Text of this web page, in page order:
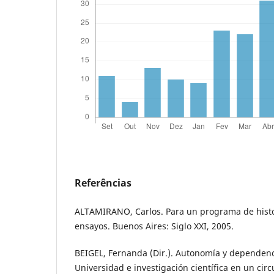
Referências
ALTAMIRANO, Carlos. Para un programa de
ensayos. Buenos Aires: Siglo XXI, 2005.
BEIGEL, Fernanda (Dir.). Autonomía y
Universidad e investigación científica en un